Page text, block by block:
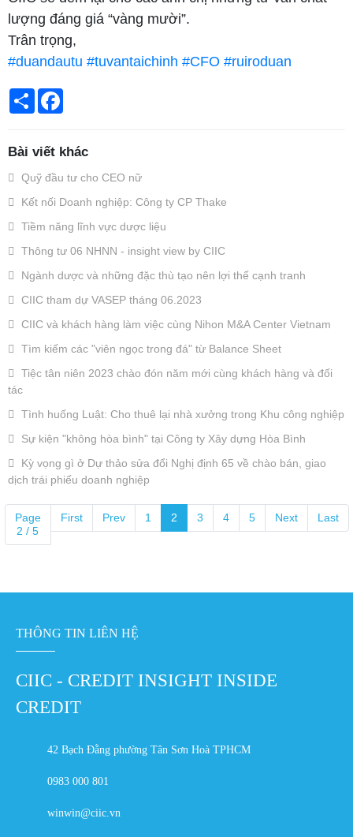
lượng đáng giá “vàng mười”.
Trân trọng,
#duandautu #tuvantaichinh #CFO #ruiroduan
Chia
sẻ
Bài viết khác
Quỹ đầu tư cho CEO nữ
Kết nối Doanh nghiệp: Công ty CP Thake
Tiềm năng lĩnh vực dược liệu
Thông tư 06 NHNN - insight view by CIIC
Ngành dược và những đặc thù tạo nên lợi thế cạnh tranh
CIIC tham dự VASEP tháng 06.2023
CIIC và khách hàng làm việc cùng Nihon M&A Center Vietnam
Tìm kiếm các "viên ngọc trong đá" từ Balance Sheet
Tiệc tân niên 2023 chào đón năm mới cùng khách hàng và đối
tác
Tình huống Luật: Cho thuê lại nhà xưởng trong Khu công nghiệp
Sự kiện "không hòa bình" tại Công ty Xây dựng Hòa Bình
Kỳ vọng gì ở Dự thảo sửa đổi Nghị định 65 về chào bán, giao
dịch trái phiếu doanh nghiệp
Page
2 / 5
First Prev 1 2 3 4 5 Next Last
THÔNG TIN LIÊN HỆ
CIIC - CREDIT INSIGHT INSIDE
CREDIT
42 Bạch Đằng phường Tân Sơn Hoà TPHCM
0983 000 801
winwin@ciic.vn